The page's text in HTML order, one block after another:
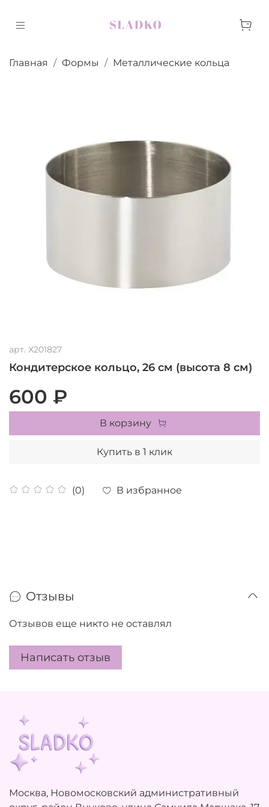
Главная Формы Металлические кольца
арт. X201827
Кондитерское кольцо, 26 см (высота 8 см)
(0) В избранное
600 ₽
В корзину
Купить в 1 клик
Отзывы
Отзывов еще никто не оставлял
Написать отзыв
Москва, Новомосковский административный